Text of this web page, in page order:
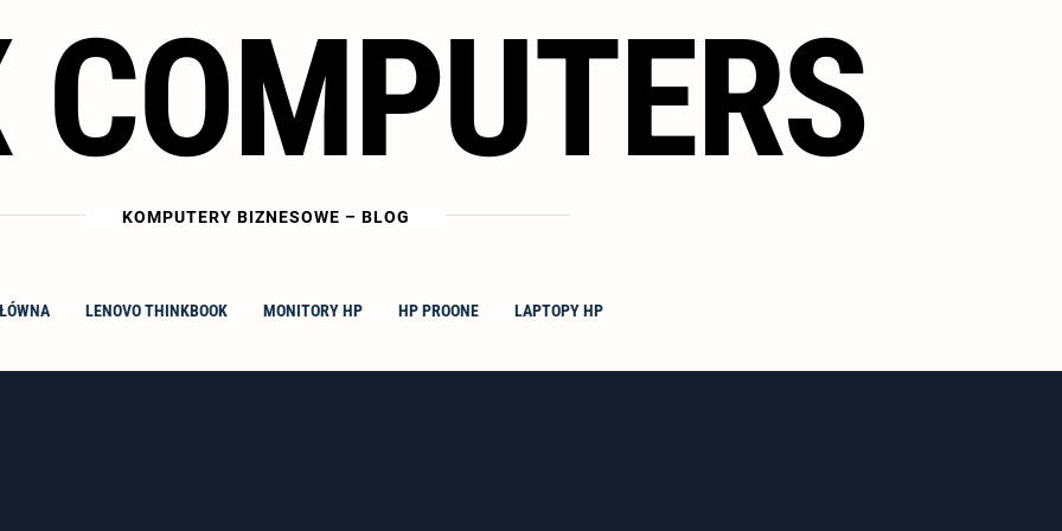
KOMPUTERY BIZNESOWE – BLOG
LENOVO THINKBOOK MONITORY HP HP PROONE LAPTOPY HP